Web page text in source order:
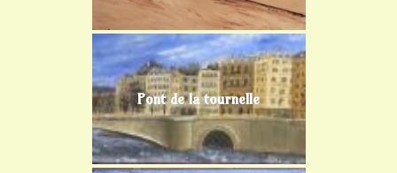
Pont de la tournelle